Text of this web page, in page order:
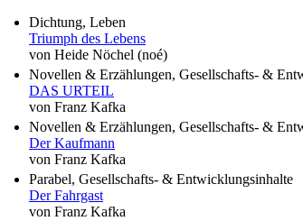
Dichtung, Leben
Triumph des Lebens
von Heide Nöchel (noé)
Novellen & Erzählungen, Gesellschafts- &
DAS URTEIL
von Franz Kafka
Novellen & Erzählungen, Gesellschafts- &
Der Kaufmann
von Franz Kafka
Parabel, Gesellschafts- & Entwicklungsinhalte
Der Fahrgast
von Franz Kafka